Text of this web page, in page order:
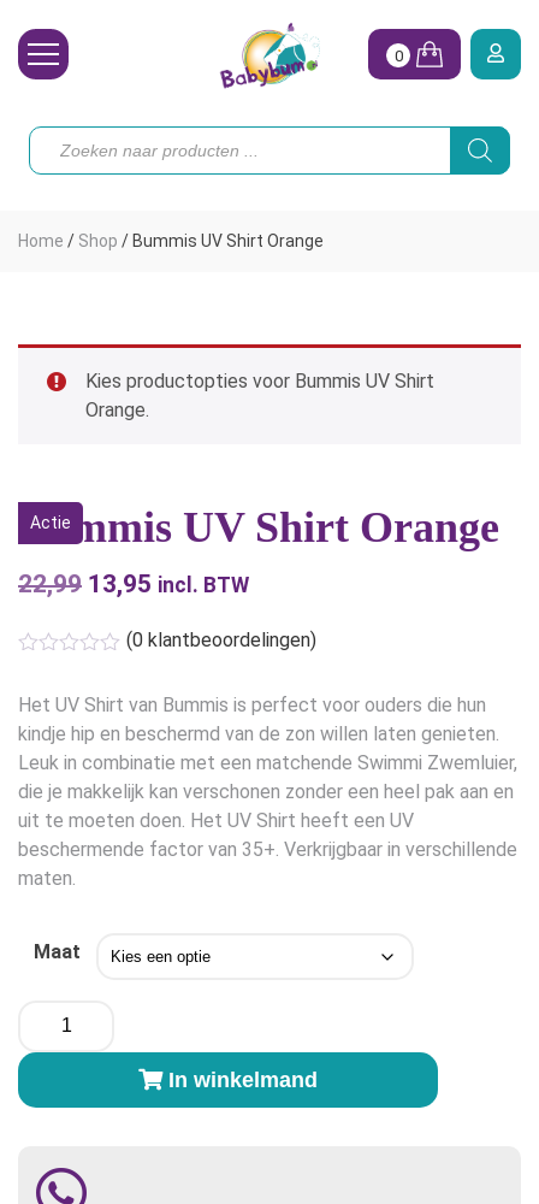
Toebehoren
Onze merken
Hoe begin ik?
0
Producten
zoeken
Home / Shop / Bummis UV Shirt Orange
Kies productopties voor Bummis UV Shirt
Orange.
Actie
Bummis UV Shirt Orange
22,99 Oorspronkelijke
was:
€22,99.
13,95 Huidige
€13,95.
incl. BTW
(0 klantbeoordelingen)
Het UV Shirt van Bummis is perfect voor ouders die hun
kindje hip en beschermd van de zon willen laten genieten.
Leuk in combinatie met een matchende Swimmi Zwemluier,
die je makkelijk kan verschonen zonder een heel pak aan en
uit te moeten doen. Het UV Shirt heeft een UV
beschermende factor van 35+. Verkrijgbaar in verschillende
maten.
Maat
Bummis
Shirt
Orange
In winkelmand